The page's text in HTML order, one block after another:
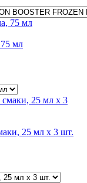
мл
25 мл х 3 шт.